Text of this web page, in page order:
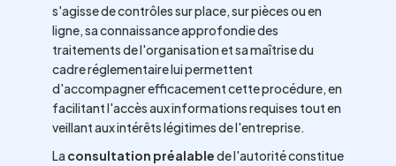
s'agisse de contrôles sur place, sur pièces ou en
ligne, sa connaissance approfondie des
traitements de l'organisation et sa maîtrise du
cadre réglementaire lui permettent
d'accompagner efficacement cette procédure, en
facilitant l'accès aux informations requises tout en
veillant aux intérêts légitimes de l'entreprise.
La consultation préalablede l'autorité constitue